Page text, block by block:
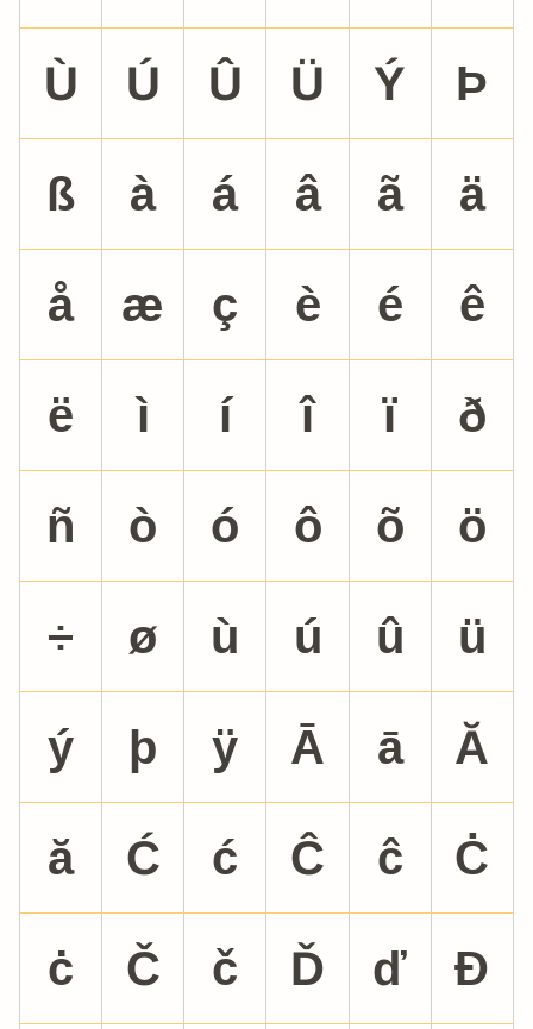
Ù Ú Û Ü Ý Þ
ß à á â ã ä
å æ ç è é ê
ë ì í î ï ð
ñ ò ó ô õ ö
÷ ø ù ú û ü
ý þ ÿ Ā ā Ă
ă Ć ć Ĉ ĉ Ċ
ċ Č č Ď ď Đ